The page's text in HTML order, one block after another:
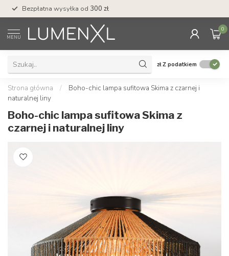
Bezpłatna wysyłka od 300 zł
MENU
0
złZ podatkiem
Strona główna /
Boho-chic lampa sufitowa Skima z czarnej i
naturalnej liny
Boho-chic lampa sufitowa Skima z
czarnej i naturalnej liny